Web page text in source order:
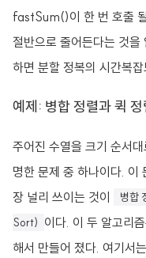
fastSum()이 한 번 호출
절반으로 줄어든다는 것
하면 분할 정복의 시간복
예제: 병합 정렬과 퀵 정
주어진 수열을 크기 순서
명한 문제 중 하나이다. 이
장 널리 쓰이는 것이
병합
Sort) 이다. 이 두 알고리
해서 만들어 졌다. 여기서